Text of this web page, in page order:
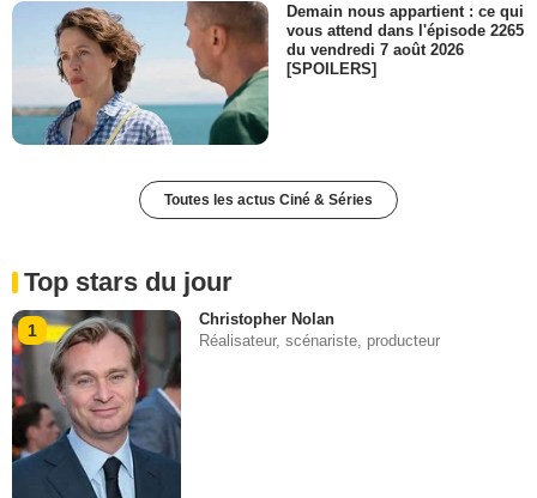
Demain nous appartient : ce qui
vous attend dans l'épisode 2265
du vendredi 7 août 2026
[SPOILERS]
Toutes les actus Ciné & Séries
Top stars du jour
1
Christopher Nolan
Réalisateur, scénariste, producteur